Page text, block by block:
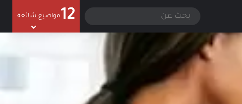
تسجيل الدخول
الوضع المظلم
عن
12 مواضيع شائعة